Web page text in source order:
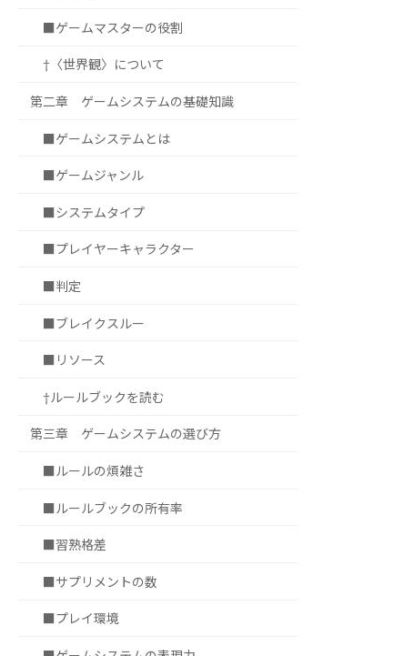
■ゲームマスターの役割
†〈世界観〉について
第二章 ゲームシステムの基礎知識
■ゲームシステムとは
■ゲームジャンル
■システムタイプ
■プレイヤーキャラクター
■判定
■ブレイクスルー
■リソース
†ルールブックを読む
第三章 ゲームシステムの選び方
■ルールの煩雑さ
■ルールブックの所有率
■習熟格差
■サプリメントの数
■プレイ環境